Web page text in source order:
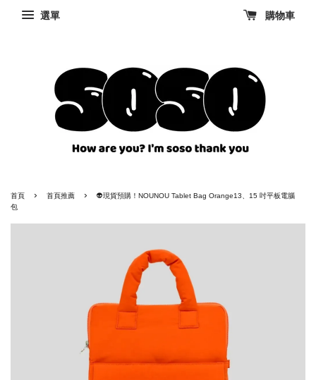
選單 購物車
首頁 › 首頁推薦 ›
👽現貨預購！NOUNOU Tablet Bag Orange13、15 吋平板電腦
包